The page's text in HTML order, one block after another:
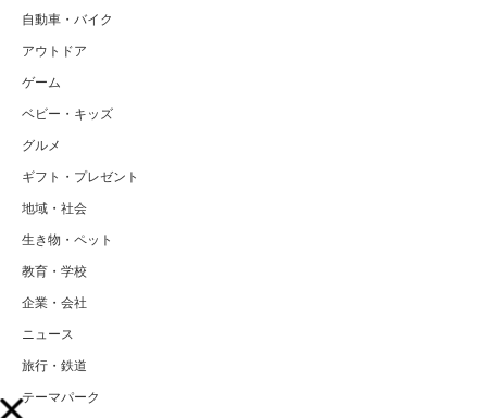
自動車・バイク
アウトドア
ゲーム
ベビー・キッズ
グルメ
ギフト・プレゼント
地域・社会
生き物・ペット
教育・学校
企業・会社
ニュース
旅行・鉄道
テーマパーク